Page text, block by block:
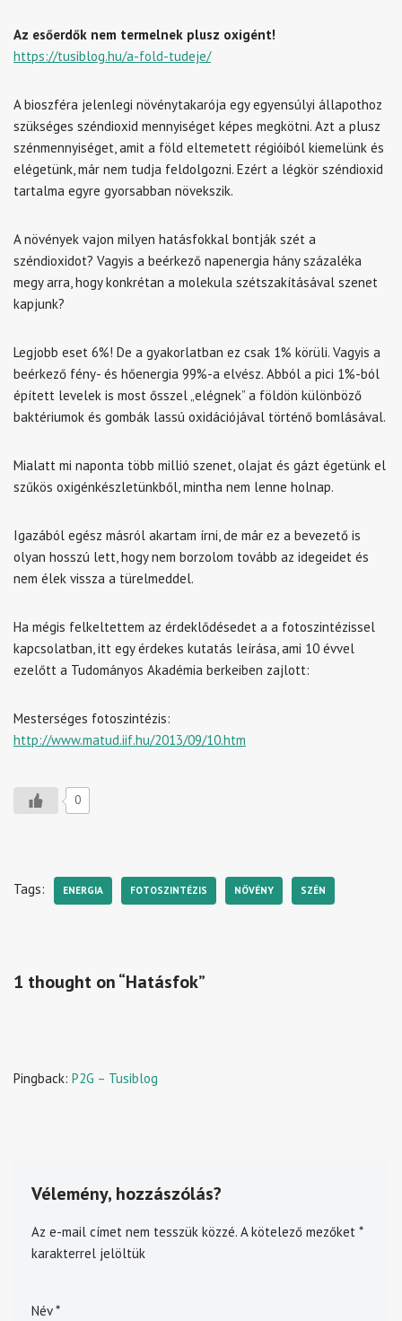
Az esőerdők nem termelnek plusz oxigént!
https://tusiblog.hu/a-fold-tudeje/
A bioszféra jelenlegi növénytakarója egy egyensúlyi állapothoz
szükséges széndioxid mennyiséget képes megkötni. Azt a plusz
szénmennyiséget, amit a föld eltemetett régióiból kiemelünk és
elégetünk, már nem tudja feldolgozni. Ezért a légkör széndioxid
tartalma egyre gyorsabban növekszik.
A növények vajon milyen hatásfokkal bontják szét a
széndioxidot? Vagyis a beérkező napenergia hány százaléka
megy arra, hogy konkrétan a molekula szétszakításával szenet
kapjunk?
Legjobb eset 6%! De a gyakorlatban ez csak 1% körüli. Vagyis a
beérkező fény- és hőenergia 99%-a elvész. Abból a pici 1%-ból
épített levelek is most ősszel „elégnek” a földön különböző
baktériumok és gombák lassú oxidációjával történő bomlásával.
Mialatt mi naponta több millió szenet, olajat és gázt égetünk el
szűkös oxigénkészletünkből, mintha nem lenne holnap.
Igazából egész másról akartam írni, de már ez a bevezető is
olyan hosszú lett, hogy nem borzolom tovább az idegeidet és
nem élek vissza a türelmeddel.
Ha mégis felkeltettem az érdeklődésedet a a fotoszintézissel
kapcsolatban, itt egy érdekes kutatás leírása, ami 10 évvel
ezelőtt a Tudományos Akadémia berkeiben zajlott:
Mesterséges fotoszintézis:
http://www.matud.iif.hu/2013/09/10.htm
0
Tags: ENERGIA FOTOSZINTÉZIS NÖVÉNY SZÉN
1 thought on “Hatásfok”
Pingback: P2G – Tusiblog
Vélemény, hozzászólás?
Az e-mail címet nem tesszük közzé. A kötelező mezőket *
karakterrel jelöltük
Név*